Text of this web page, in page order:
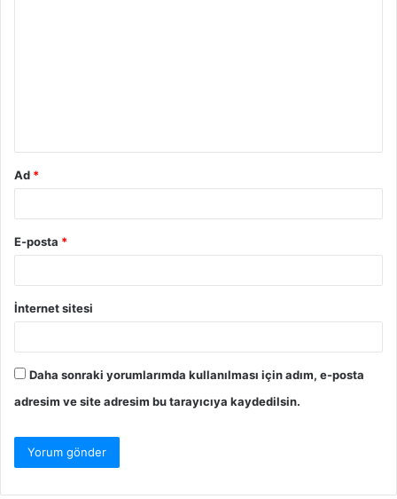
Ad *
E-posta *
İnternet sitesi
Daha sonraki yorumlarımda kullanılması için adım, e-posta
adresim ve site adresim bu tarayıcıya kaydedilsin.